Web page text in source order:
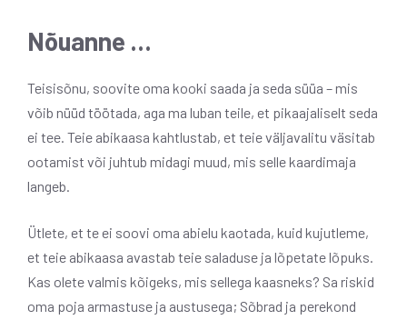
Nõuanne …
Teisisõnu, soovite oma kooki saada ja seda süüa – mis
võib nüüd töötada, aga ma luban teile, et pikaajaliselt seda
ei tee. Teie abikaasa kahtlustab, et teie väljavalitu väsitab
ootamist või juhtub midagi muud, mis selle kaardimaja
langeb.
Ütlete, et te ei soovi oma abielu kaotada, kuid kujutleme,
et teie abikaasa avastab teie saladuse ja lõpetate lõpuks.
Kas olete valmis kõigeks, mis sellega kaasneks? Sa riskid
oma poja armastuse ja austusega; Sõbrad ja perekond